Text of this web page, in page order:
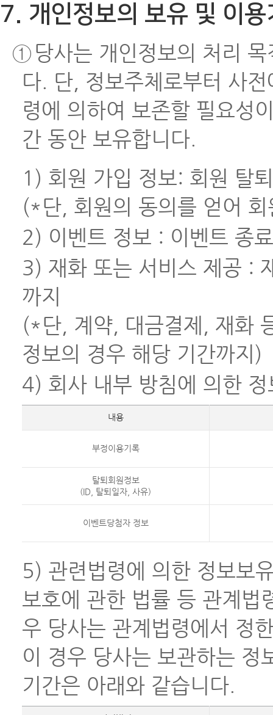
7. 개인정보의 보유 및 이용
① 당사는 개인정보의 처리
다. 단, 정보주체로부터 사
령에 의하여 보존할 필요성
간 동안 보유합니다.
1) 회원 가입 정보: 회원 탈
(*단, 회원의 동의를 얻어
2) 이벤트 정보 : 이벤트 종
3) 재화 또는 서비스 제공 :
까지
(*단, 계약, 대금결제, 재화
정보의 경우 해당 기간까지)
4) 회사 내부 방침에 의한
내용
부정이용기록
탈퇴회원정보
(ID, 탈퇴일자, 사유)
이벤트당첨자 정보
5) 관련법령에 의한 정보보
보호에 관한 법률 등 관계법
우 당사는 관계법령에서 정
이 경우 당사는 보관하는 정
기간은 아래와 같습니다.